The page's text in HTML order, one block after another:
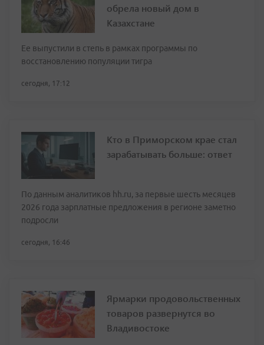
обрела новый дом в
Казахстане
Ее выпустили в степь в рамках программы по
восстановлению популяции тигра
сегодня, 17:12
Кто в Приморском крае стал
зарабатывать больше: ответ
По данным аналитиков hh.ru, за первые шесть месяцев
2026 года зарплатные предложения в регионе заметно
подросли
сегодня, 16:46
Ярмарки продовольственных
товаров развернутся во
Владивостоке